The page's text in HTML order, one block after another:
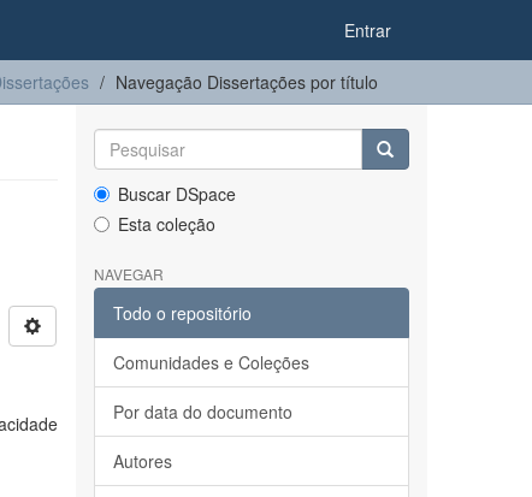
Entrar
Navegação Dissertações por título
Buscar DSpace
Esta coleção
NAVEGAR
Todo o repositório
Comunidades e Coleções
Por data do documento
Autores